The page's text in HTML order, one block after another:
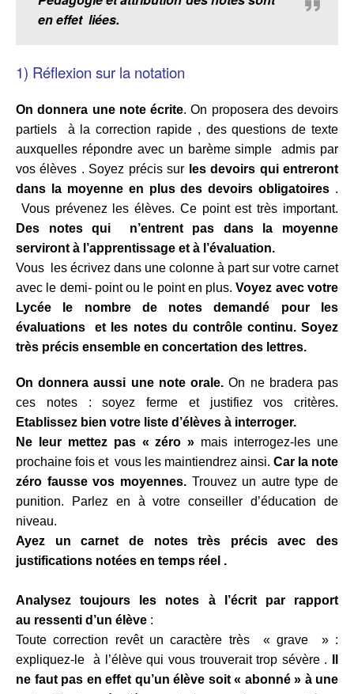
en effet liées.
1) Réflexion sur la notation
On donnera une note écrite. On proposera des devoirs
partiels à la correction rapide , des questions de texte
auxquelles répondre avec un barème simple admis par
vos élèves . Soyez précis sur les devoirs qui entreront
dans la moyenne en plus des devoirs obligatoires .
Vous prévenez les élèves. Ce point est très important.
Des notes qui n’entrent pas dans la moyenne
serviront à l’apprentissage et à l’évaluation.
Vous les écrivez dans une colonne à part sur votre carnet
avec le demi- point ou le point en plus.Voyez avec votre
Lycée le nombre de notes demandé pour les
évaluations et les notes du contrôle continu. Soyez
très précis ensemble en concertation des lettres.
On donnera aussi une note orale. On ne bradera pas
ces notes : soyez ferme et justifiez vos critères.
Etablissez bien votre liste d’élèves à interroger.
Ne leur mettez pas « zéro » mais interrogez-les une
prochaine fois et vous les maintiendrez ainsi. Car la note
zéro fausse vos moyennes. Trouvez un autre type de
punition. Parlez en à votre conseiller d’éducation de
niveau.
Ayez un carnet de notes très
précis avec des
justifications notées en temps réel .
Analysez toujours les notes à l’écrit par rapport
au ressenti d’un élève :
Toute correction revêt un caractère très « grave » :
expliquez-le à l’élève qui vous trouverait trop sévère .
ne faut pas en effet qu’un élève soit « abonné » à une